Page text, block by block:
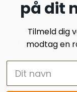
40602542
Privatlivs Politik
på dit
Tilmeld dig
modtag en